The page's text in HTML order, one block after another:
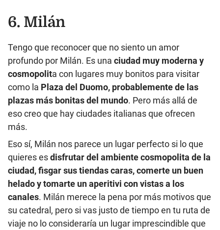
6. Milán
Tengo que reconocer que no siento un amor
profundo por Milán. Es una ciudad muy moderna y
cosmopolita con lugares muy bonitos para visitar
como la Plaza del Duomo, probablemente de las
plazas más bonitas del mundo. Pero más allá de
eso creo que hay ciudades italianas que ofrecen
más.
Eso sí, Milán nos parece un lugar perfecto si lo que
quieres esdisfrutar del ambiente cosmopolita de la
ciudad, fisgar sus tiendas caras, comerte un buen
helado y tomarte un aperitivi con vistas a los
canales. Milán merece la pena por más motivos que
su catedral, pero si vas justo de tiempo en tu ruta de
viaje no lo consideraría un lugar imprescindible que